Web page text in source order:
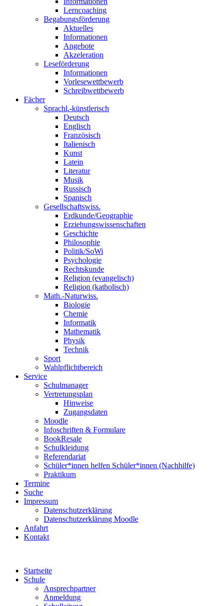
Lerncoaching
Begabungsförderung
Aktuelles
Informationen
Angebote
Akzeleration
Leseförderung
Informationen
Vorlesewettbewerb
Schreibwettbewerb
Fächer
Sprachl.-künstlerisch
Deutsch
Englisch
Französisch
Italienisch
Kunst
Latein
Literatur
Musik
Russisch
Spanisch
Gesellschaftswiss.
Erdkunde/Geographie
Erziehungswissenschaften
Geschichte
Philosophie
Politik/SoWi
Psychologie
Rechtskunde
Religion (evangelisch)
Religion (katholisch)
Math.-Naturwiss.
Biologie
Chemie
Informatik
Mathematik
Physik
Technik
Sport
Wahlpflichtbereich
Service
Schulmanager
Vertretungsplan
Hinweise
Zugangsdaten
Moodle
Infoschriften & Formulare
BookResale
Schulkleidung
Referendariat
Schüler*innen helfen Schüler*innen (Nachhilfe)
Praktikum
Termine
Suche
Impressum
Datenschutzerklärung
Datenschutzerklärung Moodle
Anfahrt
Kontakt
Startseite
Schule
Ansprechpartner
Anmeldung